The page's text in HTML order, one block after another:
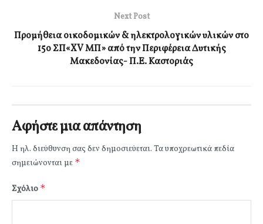
Next Post
Προμήθεια οικοδομικών & ηλεκτρολογικών υλικών στο
15ο ΣΠ«XV ΜΠ» από την Περιφέρεια Δυτικής
Μακεδονίας- Π.Ε. Καστοριάς
Αφήστε μια απάντηση
Η ηλ. διεύθυνση σας δεν δημοσιεύεται. Τα υποχρεωτικά πεδία
σημειώνονται με *
Σχόλιο *